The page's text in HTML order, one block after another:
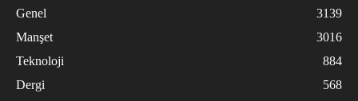
Genel
3139
Manşet
3016
Teknoloji
884
Dergi
568